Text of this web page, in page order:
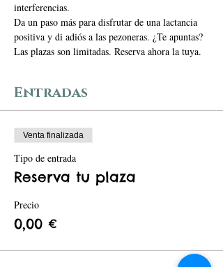
interferencias.
Da un paso más para disfrutar de una lactancia
positiva y di adiós a las pezoneras. ¿Te apuntas?
Las plazas son limitadas. Reserva ahora la tuya.
Entradas
Venta finalizada
Tipo de entrada
Reserva tu plaza
Precio
0,00 €